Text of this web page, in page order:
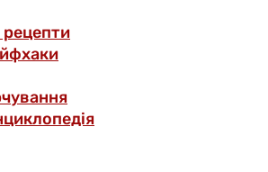
рецепти